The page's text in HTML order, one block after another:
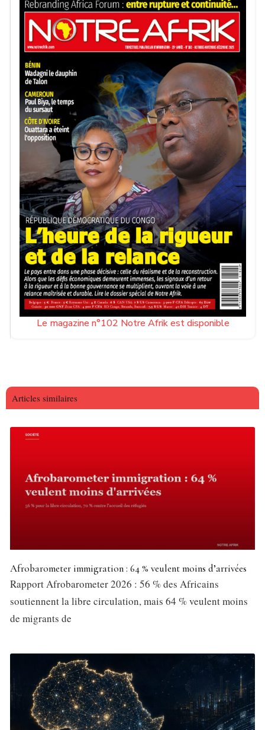
Le magazine n°102 Notre Afrik est disponible
Articles similaires
Afrobarometer immigration : 64 % veulent moins d’arrivées
Rapport Afrobarometer 2026 : 56 % des Africains
soutiennent la libre circulation, mais 64 % veulent moins
de migrants de